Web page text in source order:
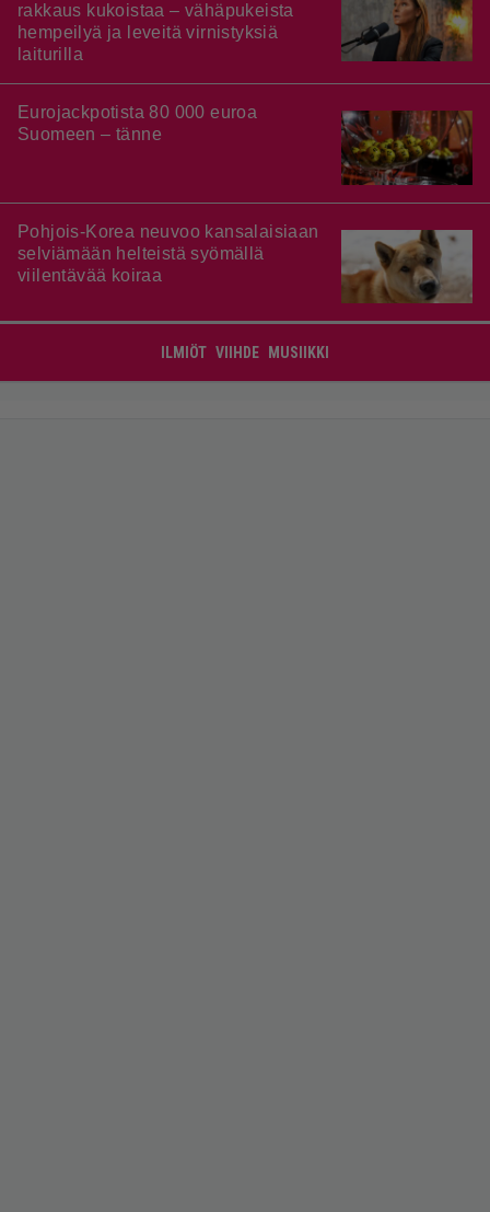
rakkaus kukoistaa – vähäpukeista
hempeilyä ja leveitä virnistyksiä
laiturilla
Eurojackpotista 80 000 euroa
Suomeen – tänne
Pohjois-Korea neuvoo kansalaisiaan
selviämään helteistä syömällä
viilentävää koiraa
ILMIÖT VIIHDE MUSIIKKI